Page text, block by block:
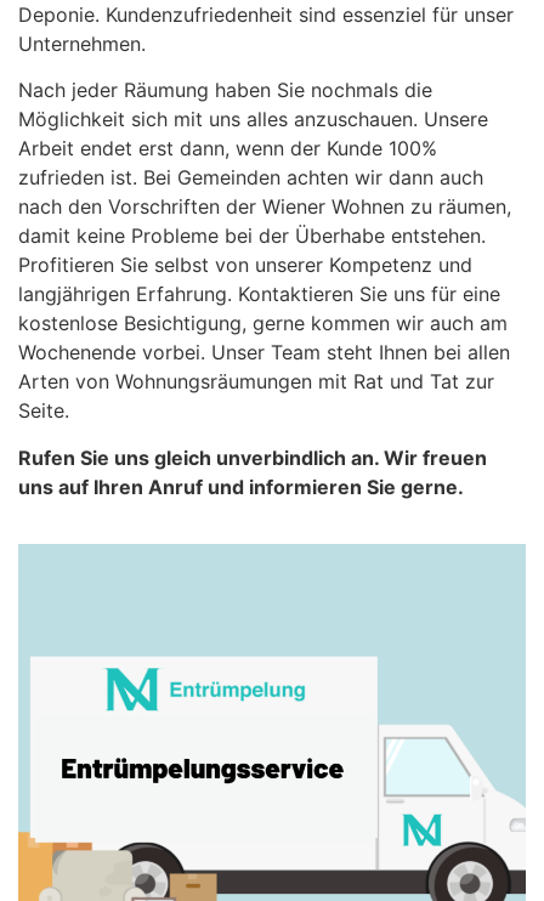
Deponie. Kundenzufriedenheit sind essenziel für unser
Unternehmen.
Nach jeder Räumung haben Sie nochmals die
Möglichkeit sich mit uns alles anzuschauen. Unsere
Arbeit endet erst dann, wenn der Kunde 100%
zufrieden ist. Bei Gemeinden achten wir dann auch
nach den Vorschriften der Wiener Wohnen zu räumen,
damit keine Probleme bei der Überhabe entstehen.
Profitieren Sie selbst von unserer Kompetenz und
langjährigen Erfahrung. Kontaktieren Sie uns für eine
kostenlose Besichtigung, gerne kommen wir auch am
Wochenende vorbei. Unser Team steht Ihnen bei allen
Arten von Wohnungsräumungen mit Rat und Tat zur
Seite.
Rufen Sie uns gleich unverbindlich an. Wir freuen
uns auf Ihren Anruf und informieren Sie gerne.